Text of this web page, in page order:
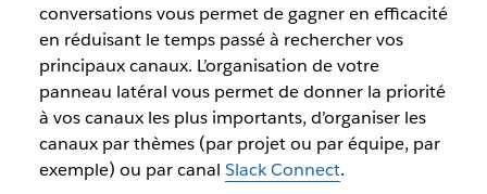
conversations vous permet de gagner en efficacité
en réduisant le temps passé à rechercher vos
principaux canaux. L’organisation de votre
panneau latéral vous permet de donner la priorité
à vos canaux les plus importants, d’organiser les
canaux par thèmes (par projet ou par équipe, par
exemple) ou par canal Slack Connect.